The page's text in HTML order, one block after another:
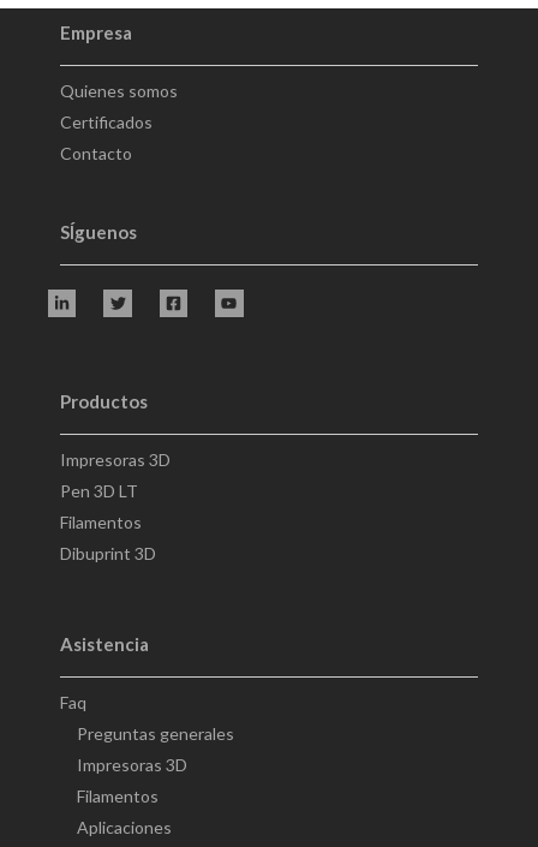
Empresa
Quienes somos
Certificados
Contacto
SÍguenos
Productos
Impresoras 3D
Pen 3D LT
Filamentos
Dibuprint 3D
Asistencia
Faq
Preguntas generales
Impresoras 3D
Filamentos
Aplicaciones